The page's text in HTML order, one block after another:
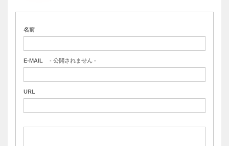
名前
E-MAIL - 公開されません -
URL